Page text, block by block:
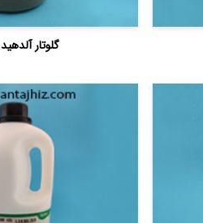
گلوتار آلدهید 1 لیتری